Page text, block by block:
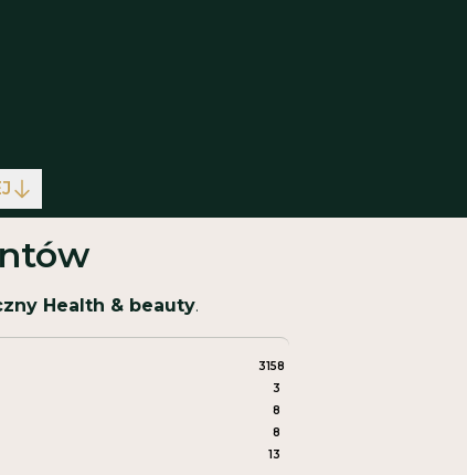
Health & beauty.
3158
3
8
8
13